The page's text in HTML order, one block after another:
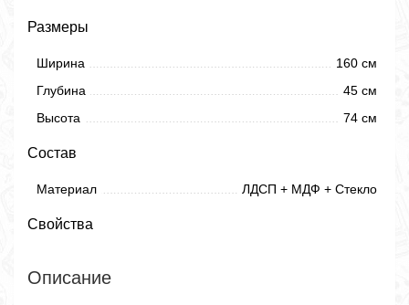
Размеры
Ширина
160 см
Глубина
45 см
Высота
74 см
Состав
Материал ЛДСП + МДФ + Стекло
Свойства
Описание